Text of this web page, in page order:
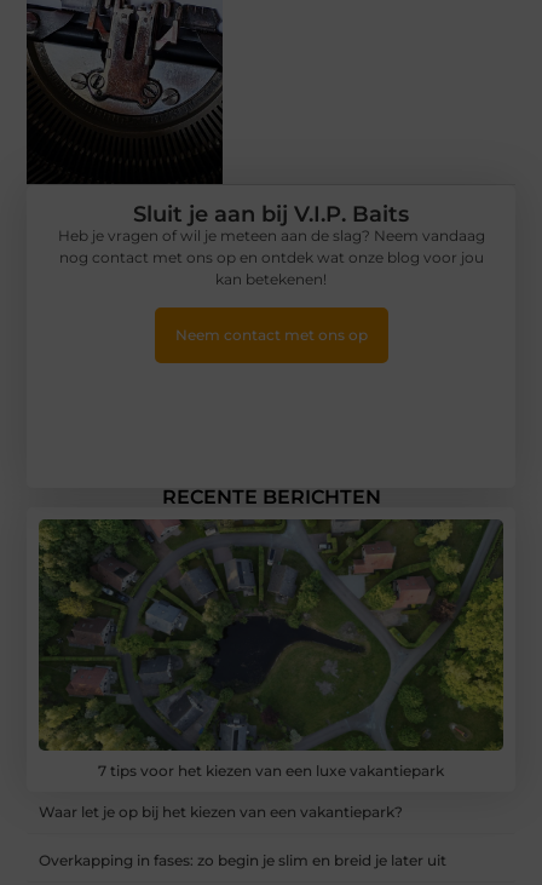
RECENTE BERICHTEN
7 tips voor het kiezen van een luxe vakantiepark
Waar let je op bij het kiezen van een vakantiepark?
Overkapping in fases: zo begin je slim en breid je later uit
Sluit je aan bij V.I.P. Baits
Heb je vragen of wil je meteen aan de slag? Neem vandaag
nog contact met ons op en ontdek wat onze blog voor jou
kan betekenen!
Neem contact met ons op